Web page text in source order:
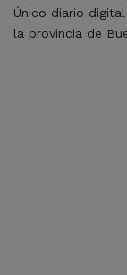
Único diario
la provincia de